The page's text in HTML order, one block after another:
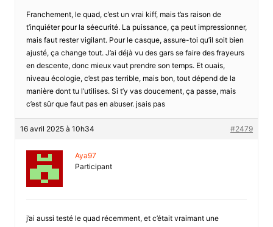
Franchement, le quad, c’est un vrai kiff, mais t’as raison de
t’inquiéter pour la séecurité. La puissance, ça peut impressionner,
mais faut rester vigilant. Pour le casque, assure-toi qu’il soit bien
ajusté, ça change tout. J’ai déjà vu des gars se faire des frayeurs
en descente, donc mieux vaut prendre son temps. Et ouais,
niveau écologie, c’est pas terrible, mais bon, tout dépend de la
manière dont tu l’utilises. Si t’y vas doucement, ça passe, mais
c’est sûr que faut pas en abuser. jsais pas
16 avril 2025 à 10h34 #2479
Aya97
Participant
j’ai aussi testé le quad récemment, et c’était vraimant une